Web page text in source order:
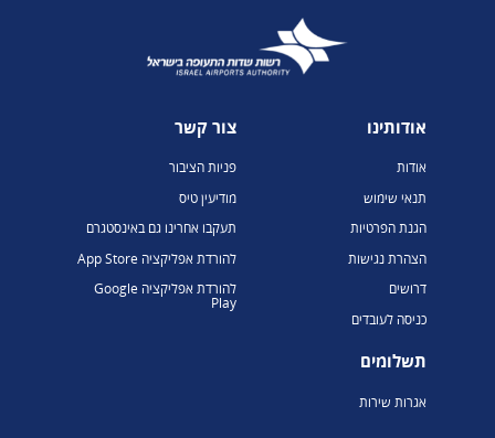
אודותינו
אודות
תנאי שימוש
הגנת הפרטיות
הצהרת נגישות
דרושים
כניסה לעובדים
תשלומים
אגרות שירות
צור קשר
פניות הציבור
מודיעין טיס
תעקבו אחרינו גם באינסטגרם
להורדת אפליקציה App Store
להורדת אפליקציה Google
Play